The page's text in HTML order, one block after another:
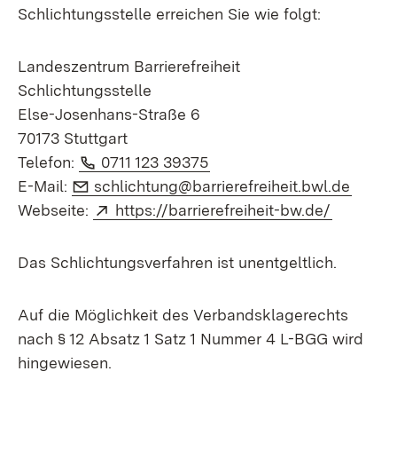
Schlichtungsstelle erreichen Sie wie folgt:
Landeszentrum Barrierefreiheit
Schlichtungsstelle
Else-Josenhans-Straße 6
70173 Stuttgart
Telefon:
Telefon:
0711 123 39375
E-Mail:
E-Mail:
schlichtung@barrierefreiheit.bwl.de
Webseite:
Extern:
https://barrierefreiheit-bw.de/
Das Schlichtungsverfahren ist unentgeltlich.
Auf die Möglichkeit des Verbandsklagerechts
nach § 12 Absatz 1 Satz 1 Nummer 4 L-BGG wird
hingewiesen.